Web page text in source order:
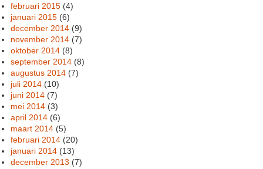
februari 2015 (4)
januari 2015 (6)
december 2014 (9)
november 2014 (7)
oktober 2014 (8)
september 2014 (8)
augustus 2014 (7)
juli 2014 (10)
juni 2014 (7)
mei 2014 (3)
april 2014 (6)
maart 2014 (5)
februari 2014 (20)
januari 2014 (13)
december 2013 (7)